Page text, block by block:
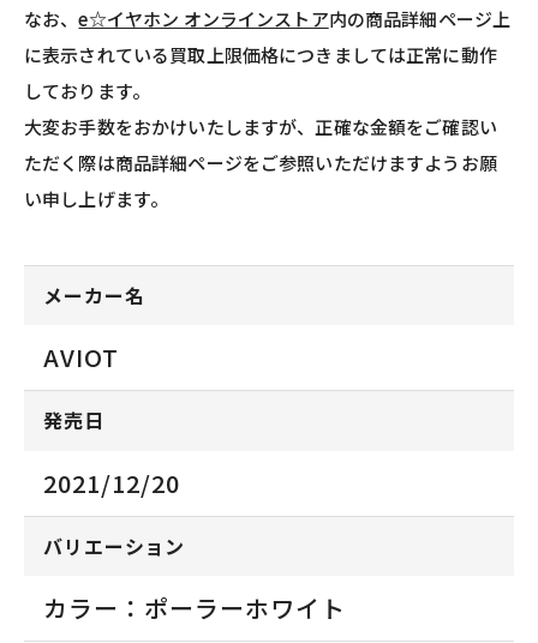
なお、e☆イヤホン オンラインストア内の商品詳細ページ上
に表示されている買取上限価格につきましては正常に動作
しております。
大変お手数をおかけいたしますが、正確な金額をご確認い
ただく際は商品詳細ページをご参照いただけますようお願
い申し上げます。
メーカー名
AVIOT
発売日
2021/12/20
バリエーション
カラー：ポーラーホワイト